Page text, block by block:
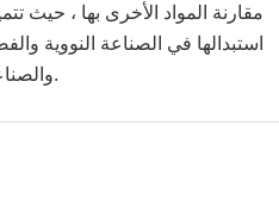
مقارنة المواد الأخرى بها ، حيث
استبدالها في الصناعة النووية
والصناعة الكيميائية المدنية.